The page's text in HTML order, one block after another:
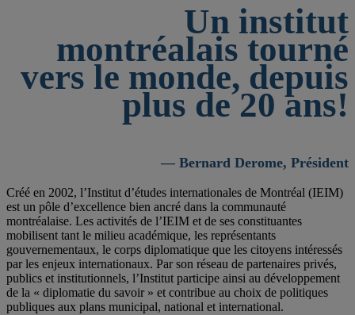
Un institut
montréalais tourné
vers le monde, depuis
plus de 20 ans!
— Bernard Derome, Président
Créé en 2002, l’Institut d’études internationales de Montréal (IEIM)
est un pôle d’excellence bien ancré dans la communauté
montréalaise. Les activités de l’IEIM et de ses constituantes
mobilisent tant le milieu académique, les représentants
gouvernementaux, le corps diplomatique que les citoyens intéressés
par les enjeux internationaux. Par son réseau de partenaires privés,
publics et institutionnels, l’Institut participe ainsi au développement
de la « diplomatie du savoir » et contribue au choix de politiques
publiques aux plans municipal, national et international.